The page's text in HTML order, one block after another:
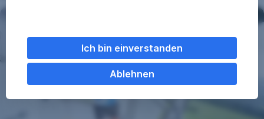
Ich bin einverstanden
Ablehnen